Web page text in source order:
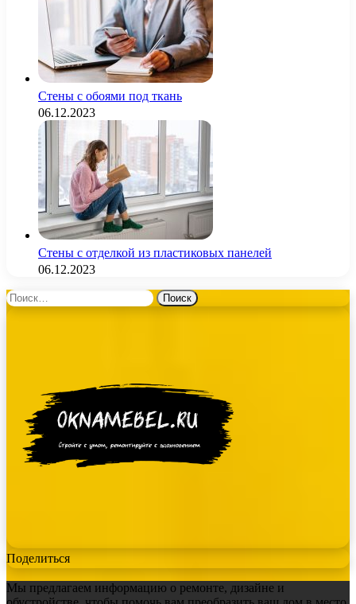
Стены с обоями под ткань
06.12.2023
Стены с отделкой из пластиковых панелей
06.12.2023
Найти:
Поделиться
Мы предлагаем информацию о ремонте, дизайне и